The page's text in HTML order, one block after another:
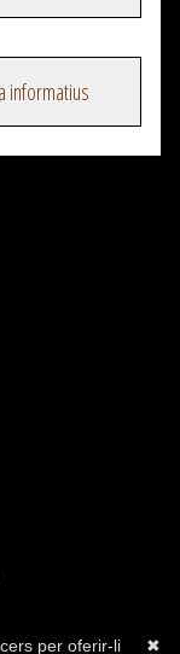
informatius
✖
per oferir-li